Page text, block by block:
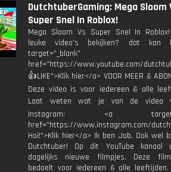
DutchtuberGaming: Mega Sloom
Super Snel In Roblox!
Mega Sloom Vs Super Snel In
leuke video's bekijken? dat kan
target="_blank"
href="https://www.youtube.com/
👍LIKE">Klik hier</a> VOOR MEER &
Deze video is voor iedereen & alle
Laat weten wat je van de video
Instagram: <a
href="https://www.instagram.com/
Hoi!">Klik hier</a> Ik ben Job. Ook wel
Dutchtuber! Op dit YouTube kanaal
dagelijks nieuwe filmpjes. Deze
bedoelt voor iedereen & alle